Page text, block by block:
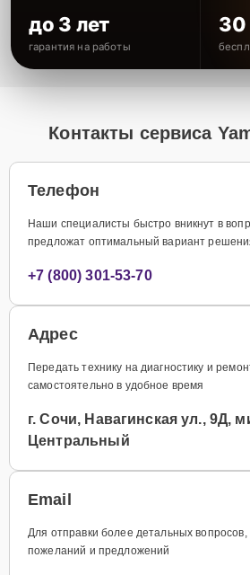
до 3 лет
гарантия на работы
30
Контакты сервиса
Телефон
Наши специалисты быстро вникнут в
предложат оптимальный вариант
+7 (800) 301-53-70
Адрес
Передать технику на диагностику и
самостоятельно в удобное время
г. Сочи, Навагинская ул., 9Д,
Центральный
Email
Для отправки более детальных вопросов,
пожеланий и предложений